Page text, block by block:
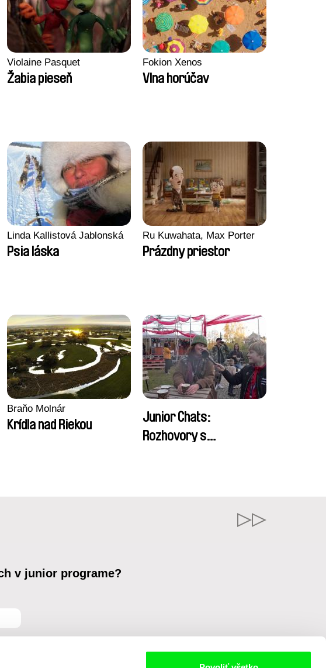
Violaine Pasquet
Žabia pieseň
Fokion Xenos
Vlna horúčav
Linda Kallistová Jablonská
Psia láska
Ru Kuwahata, Max Porter
Prázdny priestor
Braňo Molnár
Krídla nad Riekou
Junior Chats:
Rozhovory s
v junior programe?